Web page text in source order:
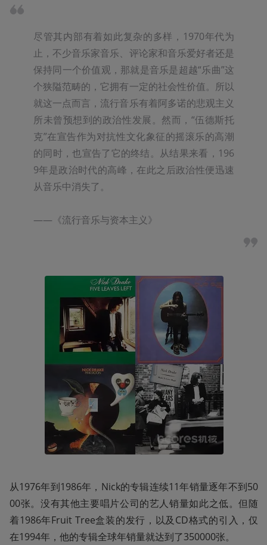
尽管其内部有着如此复杂的多样，1970年代为
止，不少音乐家音乐、评论家和音乐爱好者还是
保持同一个价值观，那就是音乐是超越“乐曲”这
个狭隘范畴的，它拥有一定的社会性价值。所以
就这一点而言，流行音乐有着阿多诺的悲观主义
所未曾预想到的政治性发展。然而，“伍德斯托
克”在宣告作为对抗性文化象征的摇滚乐的高潮
的同时，也宣告了它的终结。从结果来看，196
9年是政治时代的高峰，在此之后政治性便迅速
从音乐中消失了。
——《流行音乐与资本主义》
从1976年到1986年，Nick的专辑连续11年销量逐年不到50
00张。没有其他主要唱片公司的艺人销量如此之低。但随
着1986年Fruit Tree盒装的发行，以及CD格式的引入，仅
在1994年，他的专辑全球年销量就达到了350000张。